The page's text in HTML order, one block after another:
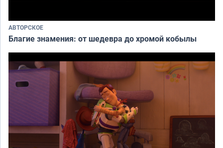
АВТОРСКОЕ
Благие знамения: от шедевра до хромой кобылы